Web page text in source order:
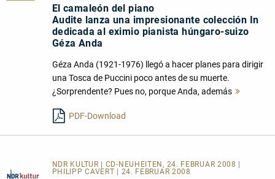
El camaleón del piano
Audite lanza una impresionante colección In
dedicada al eximio pianista húngaro-suizo
Géza Anda
Géza Anda (1921-1976) llegó a hacer planes para dirigir
una Tosca de Puccini poco antes de su muerte.
¿Sorprendente? Pues no, porque Anda, además
PDF-Download
NDR KULTUR | CD-NEUHEITEN, 24. FEBRUAR 2008 |
PHILIPP CAVERT | 24. FEBRUAR 2008